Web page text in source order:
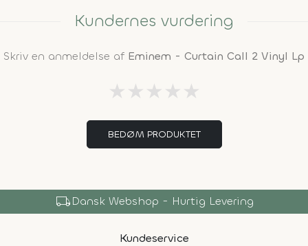
Kundernes vurdering
Skriv en anmeldelse af Eminem - Curtain Call 2 Vinyl Lp
★ ★ ★ ★ ★
BEDØM PRODUKTET
local_shippingDansk Webshop - Hurtig Levering
Kundeservice